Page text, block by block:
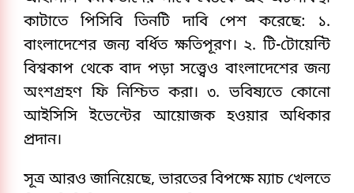
কাটাতে পিসিবি তিনটি দাবি পেশ করেছে: ১.
বাংলাদেশের জন্য বর্ধিত ক্ষতিপূরণ। ২. টি-টোয়েন্টি
বিশ্বকাপ থেকে বাদ পড়া সত্ত্বেও বাংলাদেশের জন্য
অংশগ্রহণ ফি নিশ্চিত করা। ৩. ভবিষ্যতে কোনো
আইসিসি ইভেন্টের আয়োজক হওয়ার অধিকার
প্রদান।
সূত্র আরও জানিয়েছে, ভারতের বিপক্ষে ম্যাচ খেলতে